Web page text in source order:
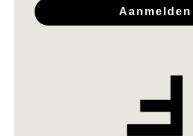
Aanmelden